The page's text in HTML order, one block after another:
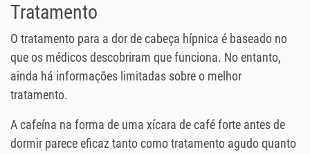
Tratamento
O tratamento para a dor de cabeça hípnica é baseado no
que os médicos descobriram que funciona. No entanto,
ainda há informações limitadas sobre o melhor
tratamento.
A cafeína na forma de uma xícara de café forte antes de
dormir parece eficaz tanto como tratamento agudo quanto